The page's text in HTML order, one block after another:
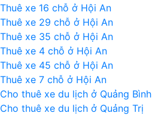
Thuê xe 16 chỗ ở Hội An
Thuê xe 29 chỗ ở Hội An
Thuê xe 35 chỗ ở Hội An
Thuê xe 4 chỗ ở Hội An
Thuê xe 45 chỗ ở Hội An
Thuê xe 7 chỗ ở Hội An
Cho thuê xe du lịch ở Quảng Bình
Cho thuê xe du lịch ở Quảng Trị